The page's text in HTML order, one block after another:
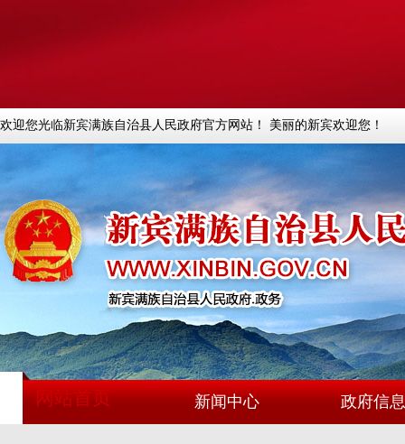
欢迎您光临新宾满族自治县人民政府官方网站！ 美丽的新宾欢迎您！
网站首页 新闻中心 政府信